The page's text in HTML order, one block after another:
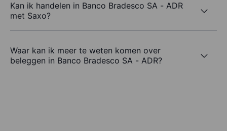
Kan ik handelen in Banco Bradesco SA - ADR
met Saxo?
Waar kan ik meer te weten komen over
beleggen in Banco Bradesco SA - ADR?